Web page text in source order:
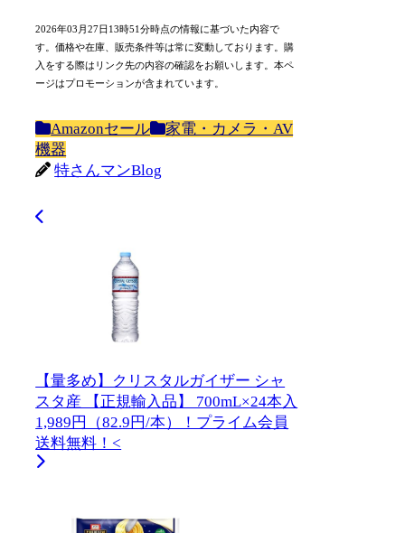
2026年03月27日13時51分時点の情報に基づいた内容で
す。価格や在庫、販売条件等は常に変動しております。購
入をする際はリンク先の内容の確認をお願いします。本ペ
ージはプロモーションが含まれています。
Amazonセール
家電・カメラ・AV
機器
特さんマンBlog
【量多め】クリスタルガイザー シャ
スタ産 【正規輸入品】 700mL×24本入
1,989円（82.9円/本）！プライム会員
送料無料！<